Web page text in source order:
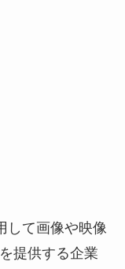
して画像や映像
提供する企業